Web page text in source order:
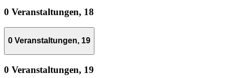
0 Veranstaltungen, 18
0 Veranstaltungen, 19
0 Veranstaltungen, 19